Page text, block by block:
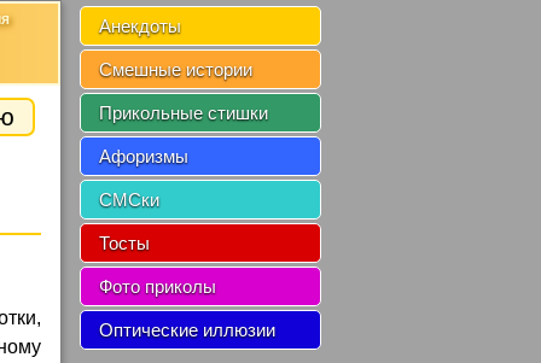
Анекдоты
Смешные истории
Прикольные стишки
Афоризмы
СМСки
Тосты
Фото приколы
Оптические иллюзии